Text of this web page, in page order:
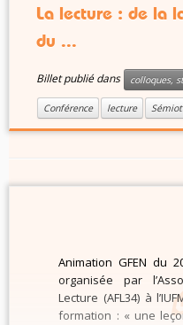
La lecture : de la
du ...
Billet publié dans colloques,
Conférence lecture
Animation GFEN du
organisée par
Lecture (AFL34) à
formation : « une